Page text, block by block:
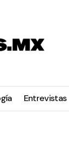
Entrevistas